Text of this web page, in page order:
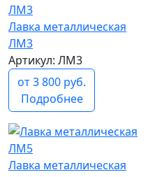
Лавка металлическая
ЛМ3
Артикул: ЛМ3
от 3 800 руб.
Подробнее
Лавка металлическая